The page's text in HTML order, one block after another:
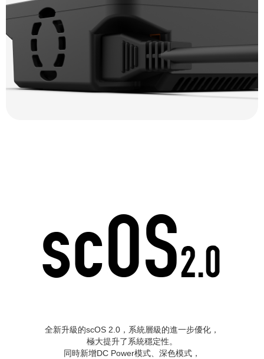
全新升級的scOS 2.0，系統層級的進一步優化，
極大提升了系統穩定性。
同時新增DC Power模式、深色模式，